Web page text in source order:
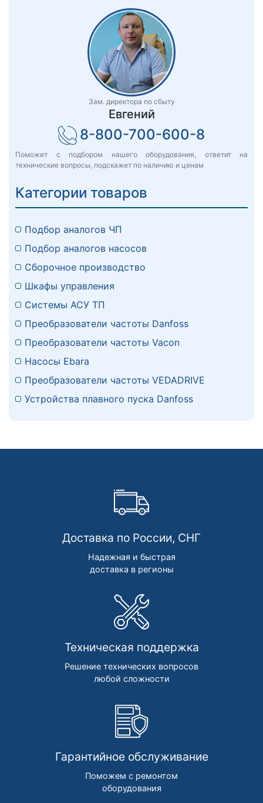
Зам. директора по сбыту
Евгений
8-800-700-600-8
Поможет с подбором нашего оборудования, ответит на
технические вопросы, подскажет по наличию и ценам
Категории товаров
Подбор аналогов ЧП
Подбор аналогов насосов
Сборочное производство
Шкафы управления
Системы АСУ ТП
Преобразователи частоты Danfoss
Преобразователи частоты Vacon
Насосы Ebara
Преобразователи частоты VEDADRIVE
Устройства плавного пуска Danfoss
Доставка по России, СНГ
Надежная и быстрая
доставка в регионы
Техническая поддержка
Решение технических вопросов
любой сложности
Гарантийное обслуживание
Поможем с ремонтом
оборудования